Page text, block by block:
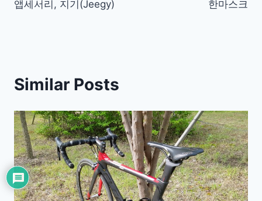
앱세서리, 지기(Jeegy)
한마스크
Similar Posts